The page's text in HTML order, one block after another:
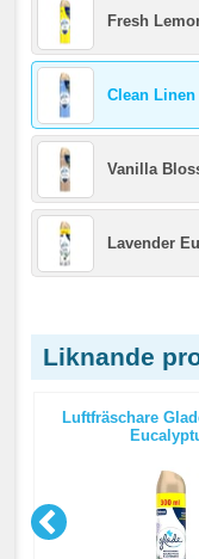
Fresh
Clean Linen
Vanilla
Lavender
Liknande
Luftfräschare